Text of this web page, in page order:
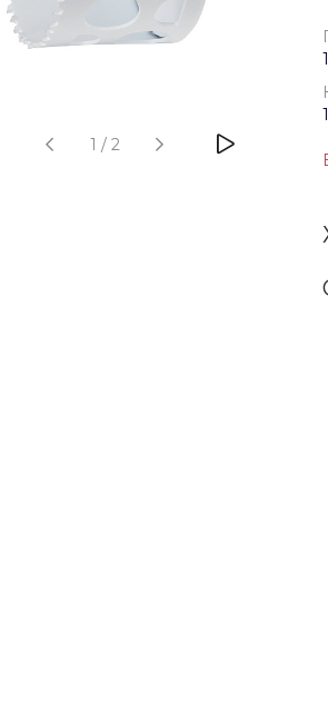
1 / 2
1